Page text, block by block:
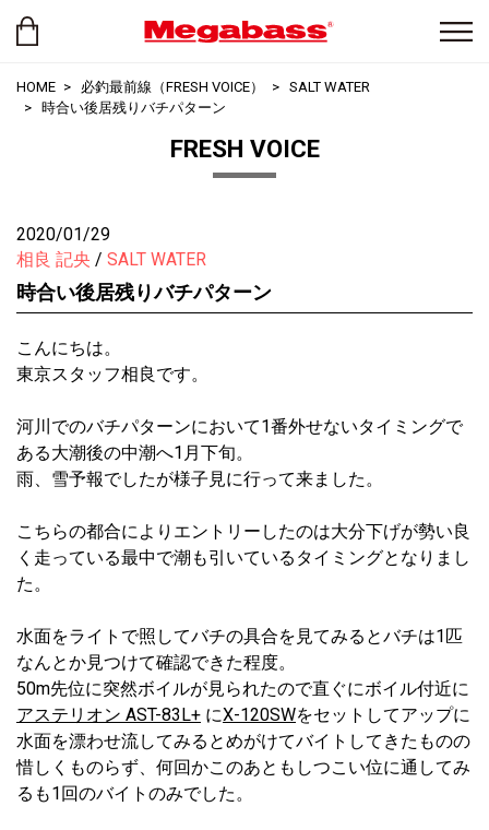
HOME 必釣最前線（FRESH VOICE）
SALT WATER
時合い後居残りバチパターン
FRESH VOICE
2020/01/29
相良 記央
SALT WATER
時合い後居残りバチパターン
こんにちは。
東京スタッフ相良です。
河川でのバチパターンにおいて1番外せないタイミングで
ある大潮後の中潮へ1月下旬。
雨、雪予報でしたが様子見に行って来ました。
こちらの都合によりエントリーしたのは大分下げが勢い良
く走っている最中で潮も引いているタイミングとなりまし
た。
水面をライトで照してバチの具合を見てみるとバチは1匹
なんとか見つけて確認できた程度。
50m先位に突然ボイルが見られたので直ぐにボイル付近に
アステリオン AST-83L+ にX-120SWをセットしてアップに
水面を漂わせ流してみるとめがけてバイトしてきたものの
惜しくものらず、何回かこのあともしつこい位に通してみ
るも1回のバイトのみでした。